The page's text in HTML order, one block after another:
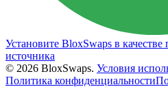
Установите BloxSwaps в качестве
источника
© 2026 BloxSwaps. Условия
Политика конфиденциальности